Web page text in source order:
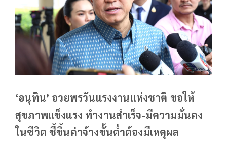
‘อนุทิน’ อวยพรวันแรงงานแห่งชาติ ขอให้
สุขภาพแข็งแรง ทำงานสำเร็จ-มีความมั่นคง
ในชีวิต ชี้ขึ้นค่าจ้างขั้นต่ำต้องมีเหตุผล